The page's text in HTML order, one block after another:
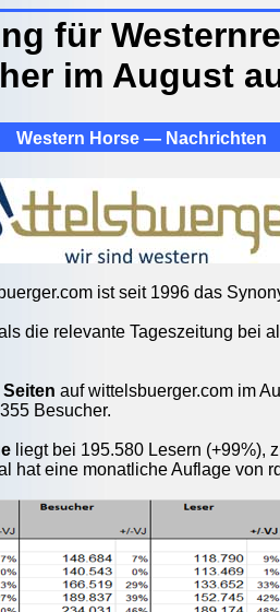
für
im August
Western Horse — Nachrichten
ist seit 1996 das
die relevante Tageszeitung bei
Seiten auf wittelsbuerger.com im
Besucher.
liegt bei 195.580 Lesern (+99%),
hat eine monatliche Auflage von